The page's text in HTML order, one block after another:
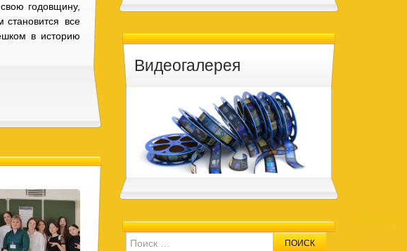
годовщину,
становится все
в историю
Видеогалерея
Search for: